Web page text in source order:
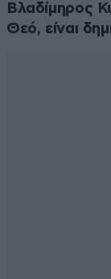
Βλαδίμηρος
Θεό, είναι